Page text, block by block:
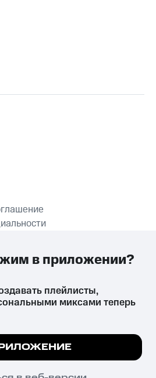
ПРИЛОЖЕНИЕ
аналогов причиняет вред здоровью,
и влечёт установленную
чтобы на сайте все
ПОНЯТНО
плейлисты,
миксами теперь